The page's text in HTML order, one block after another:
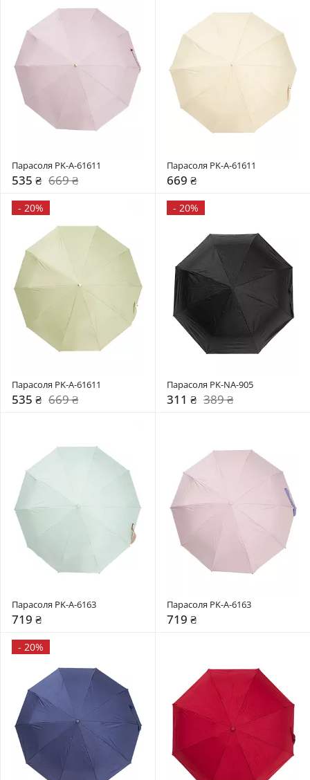
Парасоля PK-A-61611
535 ₴ 669 ₴
Парасоля PK-A-61611
669 ₴
- 20%
Парасоля PK-A-61611
535 ₴ 669 ₴
- 20%
Парасоля PK-NA-905
311 ₴ 389 ₴
Парасоля PK-A-6163
719 ₴
Парасоля PK-A-6163
719 ₴
- 20%